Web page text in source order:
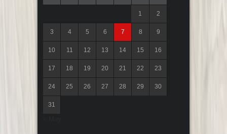
1 2
3 4 5 6 7 8 9
10 11 12 13 14 15 16
17 18 19 20 21 22 23
24 25 26 27 28 29 30
31